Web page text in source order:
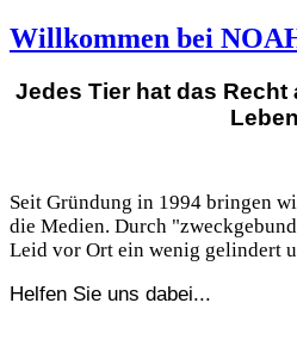
Willkommen bei
Jedes Tier hat das
Seit Gründung in 1994 bringen
die Medien. Durch
Leid vor Ort ein wenig gelindert
Helfen Sie uns dabei...